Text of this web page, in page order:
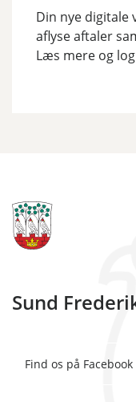
Din nye digitale
aflyse aftaler
Læs mere og
Sund
Find os på Facebook